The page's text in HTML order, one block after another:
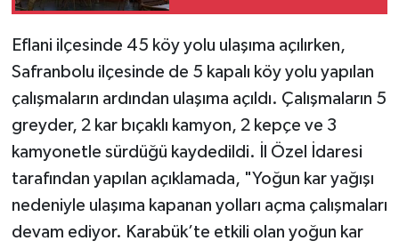
Eflani ilçesinde 45 köy yolu ulaşıma açılırken,
Safranbolu ilçesinde de 5 kapalı köy yolu yapılan
çalışmaların ardından ulaşıma açıldı. Çalışmaların 5
greyder, 2 kar bıçaklı kamyon, 2 kepçe ve 3
kamyonetle sürdüğü kaydedildi. İl Özel İdaresi
tarafından yapılan açıklamada, "Yoğun kar yağışı
nedeniyle ulaşıma kapanan yolları açma çalışmaları
devam ediyor. Karabük’te etkili olan yoğun kar
BÖLGE
TÜRKİYE
DÜNYA